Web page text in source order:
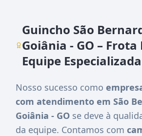
Guincho São
Goiânia - GO –
Equipe Especializada
Nosso sucesso como
com atendimento em São
Goiânia - GO se deve à
da equipe. Contamos com